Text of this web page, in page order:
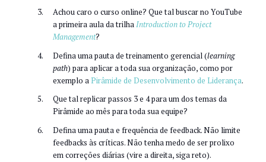
Achou caro o curso online? Que tal buscar no YouTube
a primeira aula da trilhaIntroduction to Project
Management?
Defina uma pauta de treinamento gerencial (learning
path) para aplicar a toda sua organização, como por
exemplo aPirâmide de Desenvolvimento de Liderança.
Que tal replicar passos 3 e 4 para um dos temas da
Pirâmide ao mês para toda sua equipe?
Defina uma pauta e frequência de feedback. Não limite
feedbacks às críticas. Não tenha medo de ser prolixo
em correções diárias (vire a direita, siga reto).